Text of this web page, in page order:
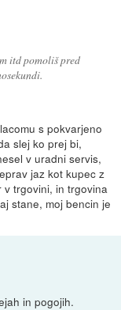
itd pomoliš pred
s pokvarjeno
slej ko prej bi,
v uradni servis,
jaz kot kupec z
v trgovini, in trgovina
stane, moj bencin je
in pogojih.